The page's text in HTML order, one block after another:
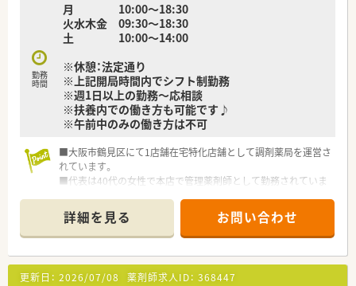
と連携しながら一元的･継続的に対応できる
≪研修体制が非常に整っています！≫
⇒新人同士ペアになって服薬指導のロールプレイをしたり、実際
に注射薬等の器具に触れることで、実践的なスキルや知識を身に
つけます。
■オーベン・ネーベン制
⇒新人（ネーベン）に指導役の先輩（オーベン）がマンツーマンで1
配属店舗内の、なるべく年齢の近い先輩が指導役につきます。
２年目以降は自らがオーベンとなって後輩を育てながら、学んだ
知識を復習します。
■15ステップアップ研修
⇒薬学知識や店舗管理知識を5年間で段階的に学んでいくe-
Learning研修。
疾患や薬剤の基礎知識、主要医薬品300品目マスターから始ま
り、在宅医療やOTC、管理者としての知識まで、幅広いカリキュ
ラムを継続的に学んでいきます。
勤務
時間
月 10:00～18:30
火水木金 09:30～18:30
土 10:00〜14:00
※休憩：法定通り
※上記開局時間内でシフト制勤務
※週1日以上の勤務～応相談
※扶養内での働き方も可能です♪
※午前中のみの働き方は不可
■大阪市鶴見区にて1店舗在宅特化店舗として調剤薬局を運営さ
れています。
■代表は40代の女性で本店で管理薬剤師として勤務されていま
■労務関係は社労士が管理しておりますので安心してご勤務い
ただけます。
詳細を見る お問い合わせ
更新日： 2026/07/08 薬剤師求人ID： 368447